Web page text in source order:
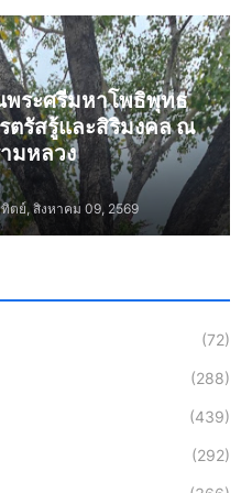
พระศรีมหาโพธิพุทธ
ตรัสรู้และสิริมงคล ณ
มหลวง
ตย์, สิงหาคม 09, 2569
(72)
(288)
(439)
(292)